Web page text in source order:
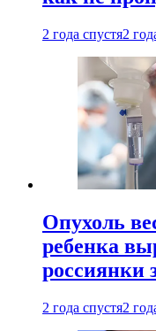
2 года спустя2
Опухоль
ребенка
россиянки
2 года спустя2